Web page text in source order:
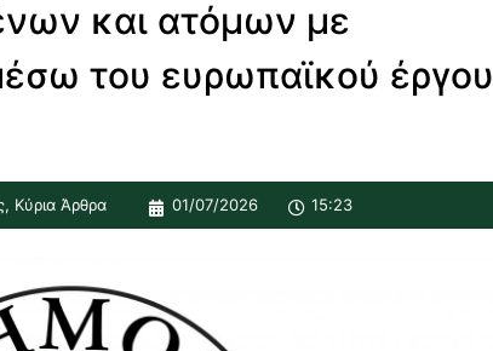
και ατόμων με
του ευρωπαϊκού έργου
, Κύρια Άρθρα 01/07/2026 15:23